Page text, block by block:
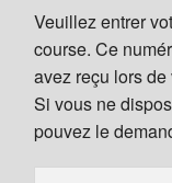
Préinscrits
Informations
Veuillez entrer
course. Ce
avez reçu lors
Si vous ne
pouvez le